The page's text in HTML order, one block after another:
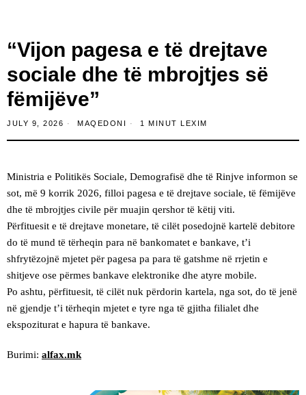
“Vijon pagesa e të drejtave
sociale dhe të mbrojtjes së
fëmijëve”
JULY 9, 2026 MAQEDONI 1 MINUT LEXIM
Ministria e Politikës Sociale, Demografisë dhe të Rinjve informon se
sot, më 9 korrik 2026, filloi pagesa e të drejtave sociale, të fëmijëve
dhe të mbrojtjes civile për muajin qershor të këtij viti.
Përfituesit e të drejtave monetare, të cilët posedojnë kartelë debitore
do të mund të tërheqin para në bankomatet e bankave, t’i
shfrytëzojnë mjetet për pagesa pa para të gatshme në rrjetin e
shitjeve ose përmes bankave elektronike dhe atyre mobile.
Po ashtu, përfituesit, të cilët nuk përdorin kartela, nga sot, do të jenë
në gjendje t’i tërheqin mjetet e tyre nga të gjitha filialet dhe
ekspoziturat e hapura të bankave.
Burimi: alfax.mk